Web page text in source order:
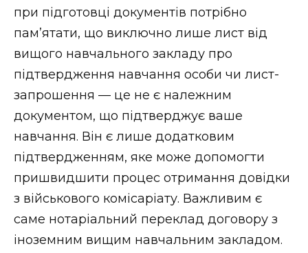
при підготовці документів потрібно
пам’ятати, що виключно лише лист від
вищого навчального закладу про
підтвердження навчання особи чи лист-
запрошення — це не є належним
документом, що підтверджує ваше
навчання. Він є лише додатковим
підтвердженням, яке може допомогти
пришвидшити процес отримання довідки
з військового комісаріату. Важливим є
саме нотаріальний переклад договору з
іноземним вищим навчальним закладом.